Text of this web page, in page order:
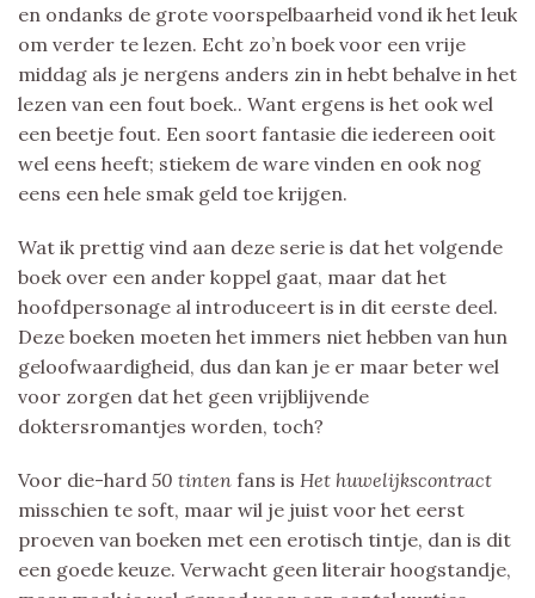
en ondanks de grote voorspelbaarheid vond ik het leuk
om verder te lezen. Echt zo’n boek voor een vrije
middag als je nergens anders zin in hebt behalve in het
lezen van een fout boek.. Want ergens is het ook wel
een beetje fout. Een soort fantasie die iedereen ooit
wel eens heeft; stiekem de ware vinden en ook nog
eens een hele smak geld toe krijgen.
Wat ik prettig vind aan deze serie is dat het volgende
boek over een ander koppel gaat, maar dat het
hoofdpersonage al introduceert is in dit eerste deel.
Deze boeken moeten het immers niet hebben van hun
geloofwaardigheid, dus dan kan je er maar beter wel
voor zorgen dat het geen vrijblijvende
doktersromantjes worden, toch?
Voor die-hard 50 tinten fans is Het huwelijkscontract
misschien te soft, maar wil je juist voor het eerst
proeven van boeken met een erotisch tintje, dan is dit
een goede keuze. Verwacht geen literair hoogstandje,